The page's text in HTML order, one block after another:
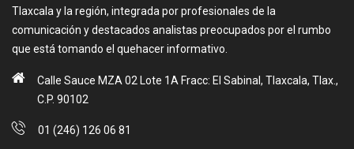
Tlaxcala y la región, integrada por profesionales de la
comunicación y destacados analistas preocupados por el rumbo
que está tomando el quehacer informativo.
Calle Sauce MZA 02 Lote 1A Fracc: El Sabinal, Tlaxcala, Tlax.,
C.P. 90102
01 (246) 126 06 81